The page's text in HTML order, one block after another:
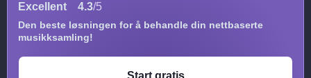
Excellent 4.3/5
Den beste løsningen for å behandle din nettbaserte
musikksamling!
Start gratis